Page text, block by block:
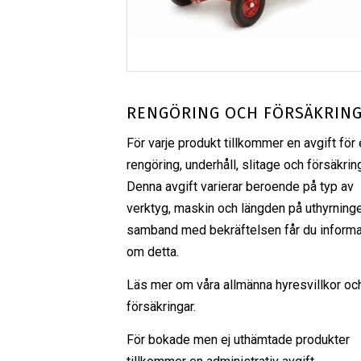
RENGÖRING OCH FÖRSÄKRING
För varje produkt tillkommer en avgift för
rengöring, underhåll, slitage och
Denna avgift varierar beroende på typ av
verktyg, maskin och längden på
samband med bekräftelsen får du
om detta.
Läs mer om våra allmänna hyresvillkor
försäkringar.
För bokade men ej uthämtade produkter